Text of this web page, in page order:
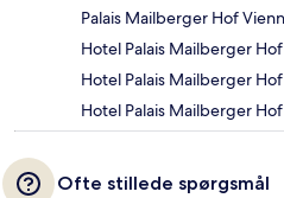
Palais Mailberger Hof
Hotel Palais Mailberger
Hotel Palais Mailberger
Hotel Palais Mailberger
Ofte stillede spørgsmål